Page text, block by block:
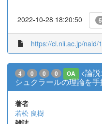
2022-10-28 18:20:50
https://ci.nii.ac.jp/naid/
4 0 0 0 OA
<論
シュクラールの理論を
著者
若松 良樹